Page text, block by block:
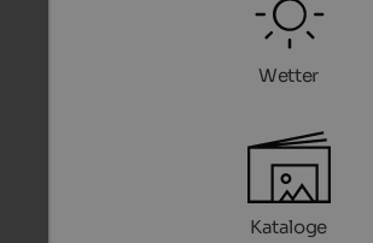
Wetter
Kataloge